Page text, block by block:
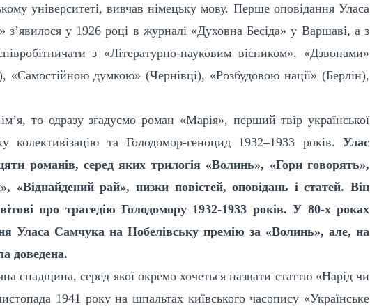
університеті, вивчав німецьку мову. Перше оповідання Уласа
у 1926 році в журналі «Духовна Бесіда» у Варшаві, а з
з «Літературно-науковим вісником», «Дзвонами»
думкою» (Чернівці), «Розбудовою нації» (Берлін),
то одразу згадуємо роман «Марія», перший твір української
колективізацію та Голодомор-геноцид 1932–1933 років. Улас
романів, серед яких трилогія «Волинь», «Гори говорять»,
«Віднайдений рай», низки повістей, оповідань і статей. Він
про трагедію Голодомору 1932-1933 років. У 80-х роках
Уласа Самчука на Нобелівську премію за «Волинь», але, на
доведена.
спадщина, серед якої окремо хочеться назвати статтю «Нарід чи
1941 року на шпальтах київського часопису «Українське